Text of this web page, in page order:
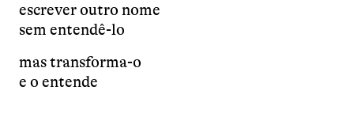
escrever outro nome
sem entendê-lo
mas transforma-o
e o entende